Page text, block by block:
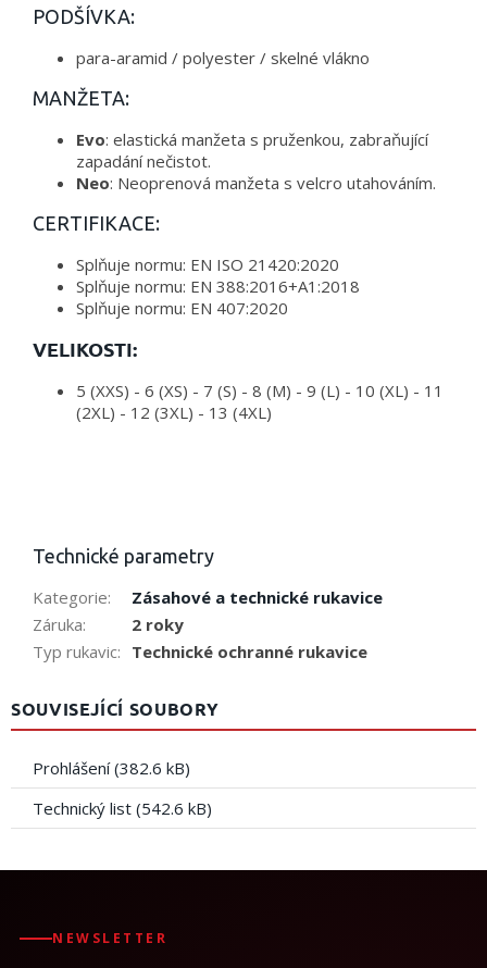
PODŠÍVKA:
para-aramid / polyester / skelné vlákno
MANŽETA:
Evo: elastická manžeta s pruženkou, zabraňující
zapadání nečistot.
Neo: Neoprenová manžeta s velcro utahováním.
CERTIFIKACE:
Splňuje normu: EN ISO 21420:2020
Splňuje normu: EN 388:2016+A1:2018
Splňuje normu: EN 407:2020
VELIKOSTI:
5 (XXS) - 6 (XS) - 7 (S) - 8 (M) - 9 (L) - 10 (XL) - 11
(2XL) - 12 (3XL) - 13 (4XL)
Technické parametry
Kategorie:
Zásahové a technické rukavice
Záruka:
2 roky
Typ rukavic: Technické ochranné rukavice
SOUVISEJÍCÍ SOUBORY
Prohlášení (382.6 kB)
Technický list (542.6 kB)
NEWSLETTER